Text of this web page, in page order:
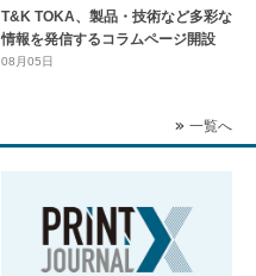
T&K TOKA、製品・技術など多彩な
情報を発信するコラムページ開設
08月05日
一覧へ